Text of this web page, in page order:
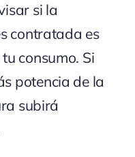
si la
contratada es
consumo. Si
potencia de la
subirá